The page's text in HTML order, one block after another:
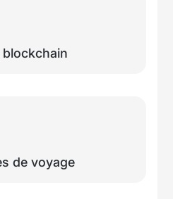
blockchain
de voyage